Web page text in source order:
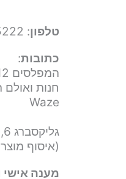
טלפון: 050-9695222
כתובות:
המפלסים 12,
חנות
Waze
גליקסברג 6,
(איסוף
מענה אישי